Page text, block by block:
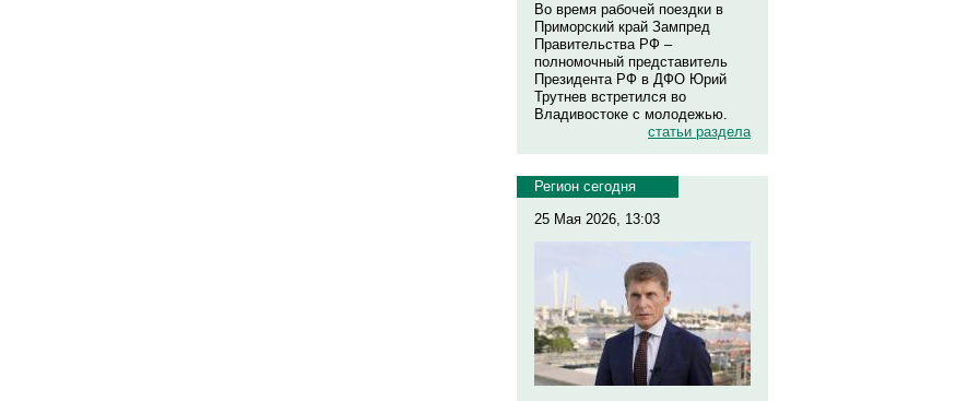
Во время рабочей поездки в
Приморский край Зампред
Правительства РФ –
полномочный представитель
Президента РФ в ДФО Юрий
Трутнев встретился во
Владивостоке с молодежью.
статьи раздела
Регион сегодня
25 Мая 2026, 13:03